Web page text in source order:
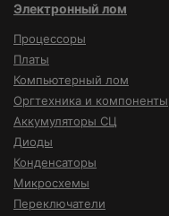
Электронный лом
Процессоры
Платы
Компьютерный лом
Оргтехника и компоненты
Аккумуляторы СЦ
Диоды
Конденсаторы
Микросхемы
Переключатели